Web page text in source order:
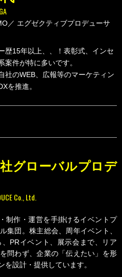
／ エグゼクティブプロデューサ
歴15年以上、、！表彰式、インセ
案件が特に多いです。
社のWEB、広報等のマーケティン
を推進。
Co., Ltd.
グローバルプロデ
制作・運営を手掛けるイベントプ
集団。株主総会、周年イベント、
PRイベント、展示会まで、リア
問わず、企業の「伝えたい」を形
設計・提供しています。